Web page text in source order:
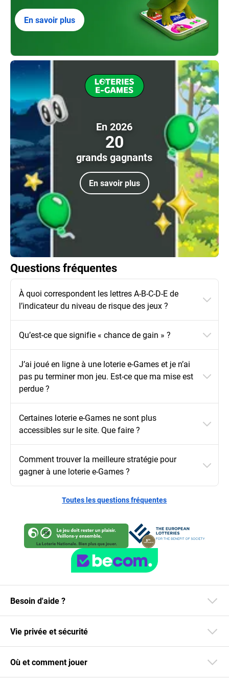
En savoir plus
En 2026
20
grands gagnants
En savoir plus
Questions fréquentes
À quoi correspondent les lettres A-B-C-D-E de
l’indicateur du niveau de risque des jeux ?
Qu’est-ce que signifie « chance de gain » ?
J’ai joué en ligne à une loterie e-Games et je n’ai
pas pu terminer mon jeu. Est-ce que ma mise est
perdue ?
Certaines loterie e-Games ne sont plus
accessibles sur le site. Que faire ?
Comment trouver la meilleure stratégie pour
gagner à une loterie e-Games ?
Toutes les questions fréquentes
Besoin d'aide ?
Vie privée et sécurité
Où et comment jouer